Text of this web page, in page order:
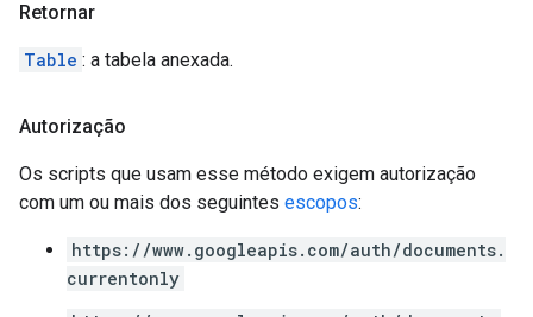
Retornar
Table : a tabela anexada.
Autorização
Os scripts que usam esse método exigem autorização
com um ou mais dos seguintes escopos:
https://www.googleapis.com/auth/documents.
currentonly